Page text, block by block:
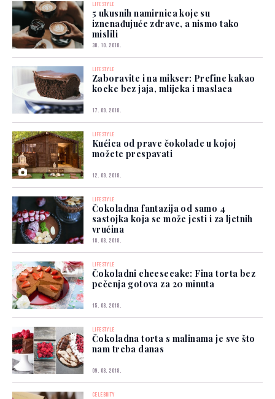
LIFESTYLE
5 ukusnih namirnica koje su
iznenađujuće zdrave, a nismo tako
mislili
30. 10. 2018.
LIFESTYLE
Zaboravite i na mikser: Prefine kakao
kocke bez jaja, mlijeka i maslaca
17. 09. 2018.
LIFESTYLE
Kućica od prave čokolade u kojoj
možete prespavati
12. 09. 2018.
LIFESTYLE
Čokoladna fantazija od samo 4
sastojka koja se može jesti i za ljetnih
vrućina
18. 08. 2018.
LIFESTYLE
Čokoladni cheesecake: Fina torta bez
pečenja gotova za 20 minuta
15. 08. 2018.
LIFESTYLE
Čokoladna torta s malinama je sve što
nam treba danas
09. 08. 2018.
CELEBRITY